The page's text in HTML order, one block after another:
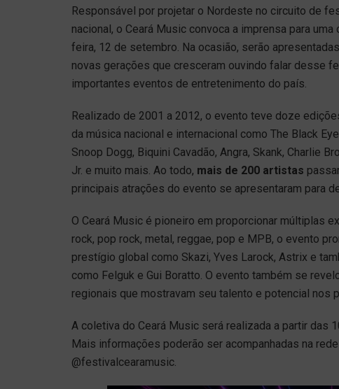
Responsável por projetar o Nordeste no circuito de
nacional, o Ceará Music convoca a imprensa para
feira, 12 de setembro. Na ocasião, serão
novas gerações que cresceram ouvindo falar desse
importantes eventos de entretenimento do país.
Realizado de 2001 a 2012, o evento teve doze
da música nacional e internacional como The Black
Snoop Dogg, Biquini Cavadão, Angra, Skank, Charlie
Jr. e muito mais. Ao todo, mais de 200 artistas
principais atrações do evento se apresentaram para
O Ceará Music é pioneiro em proporcionar múltiplas
rock, pop rock, metal, reggae, pop e MPB, o evento
prestígio global como Skazi, Yves Larock, Astrix e
como Felguk e Gui Boratto. O evento também se
regionais que mostravam seu talento e potencial nos
A coletiva do Ceará Music será realizada a partir das
Mais informações poderão ser acompanhadas na
@festivalcearamusic.